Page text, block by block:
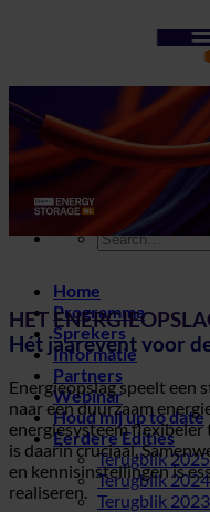
Home
Programma
Sprekers
Informatie
Partners
Webinar
Houd mij up to date
Eerdere Edities
Terugblik 2025
Terugblik 2024
Terugblik 2023
HET
Hét jaarevent voor
Energieopslag speelt een
naar een duurzaam
energiesysteem flexibeler
is daarin cruciaal.
en kennisinstellingen is
realiseren.